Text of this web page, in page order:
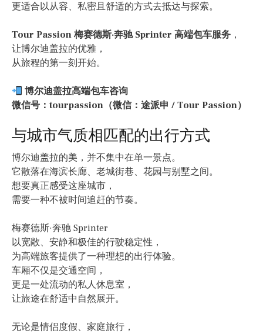
更适合以从容、私密且舒适的方式去抵达与探索。
Tour Passion 梅赛德斯·奔驰 Sprinter 高端包车服务 ，
让博尔迪盖拉的优雅，
从旅程的第一刻开始。
博尔迪盖拉高端包车咨询
微信号：tourpassion（微信：途派申 / Tour Passion）
与城市气质相匹配的出行方式
博尔迪盖拉的美，并不集中在单一景点。
它散落在海滨长廊、老城街巷、花园与别墅之间。
想要真正感受这座城市，
需要一种不被时间追赶的节奏。
梅赛德斯·奔驰 Sprinter
以宽敞、安静和极佳的行驶稳定性，
为高端旅客提供了一种理想的出行体验。
车厢不仅是交通空间，
更是一处流动的私人休息室，
让旅途在舒适中自然展开。
无论是情侣度假、家庭旅行，